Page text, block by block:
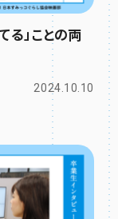
る」ことの両
2024.10.10